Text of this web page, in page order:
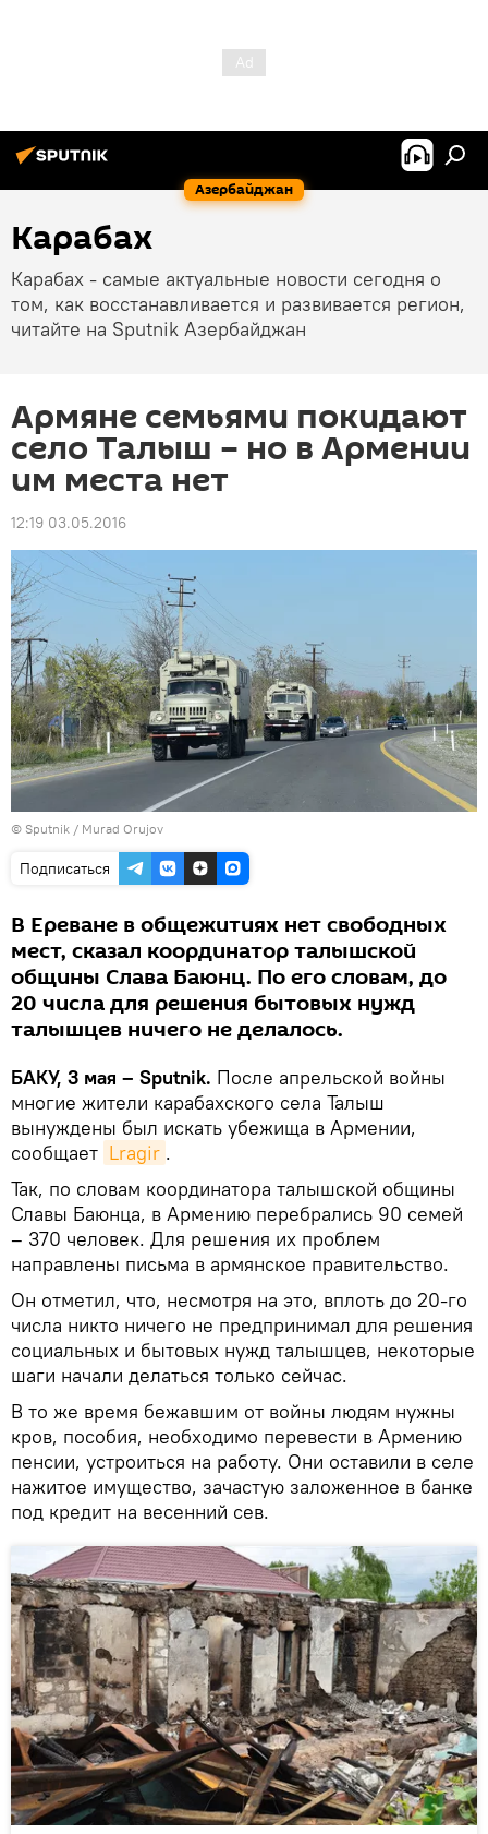
Азербайджан
Карабах
Карабах - самые актуальные новости сегодня о
том, как восстанавливается и развивается регион,
читайте на Sputnik Азербайджан
Армяне семьями покидают
село Талыш – но в Армении
им места нет
12:19 03.05.2016
© Sputnik / Murad Orujov
Подписаться
В Ереване в общежитиях нет свободных
мест, сказал координатор талышской
общины Слава Баюнц. По его словам, до
20 числа для решения бытовых нужд
талышцев ничего не делалось.
БАКУ, 3 мая – Sputnik. После апрельской войны
многие жители карабахского села Талыш
вынуждены был искать убежища в Армении,
сообщает Lragir .
Так, по словам координатора талышской общины
Славы Баюнца, в Армению перебрались 90 семей
– 370 человек. Для решения их проблем
направлены письма в армянское правительство.
Он отметил, что, несмотря на это, вплоть до 20-го
числа никто ничего не предпринимал для решения
социальных и бытовых нужд талышцев, некоторые
шаги начали делаться только сейчас.
В то же время бежавшим от войны людям нужны
кров, пособия, необходимо перевести в Армению
пенсии, устроиться на работу. Они оставили в селе
нажитое имущество, зачастую заложенное в банке
под кредит на весенний сев.